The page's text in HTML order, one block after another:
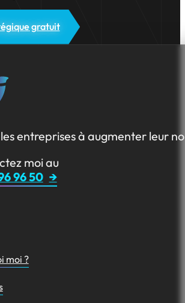
gratuit
entreprises à augmenter leur
moi au
96 50
moi ?